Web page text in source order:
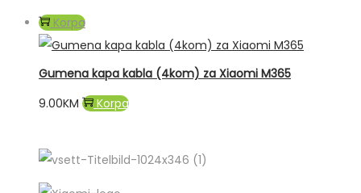
Korpa
Gumena kapa kabla (4kom) za Xiaomi M365
9.00KM Korpa